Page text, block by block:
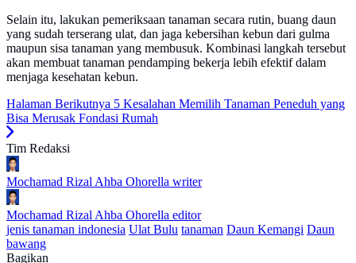
Selain itu, lakukan pemeriksaan tanaman secara rutin, buang daun
yang sudah terserang ulat, dan jaga kebersihan kebun dari gulma
maupun sisa tanaman yang membusuk. Kombinasi langkah tersebut
akan membuat tanaman pendamping bekerja lebih efektif dalam
menjaga kesehatan kebun.
Halaman Berikutnya 5 Kesalahan Memilih Tanaman Peneduh yang
Bisa Merusak Fondasi Rumah
Tim Redaksi
Mochamad Rizal Ahba Ohorella writer
Mochamad Rizal Ahba Ohorella editor
jenis tanaman indonesia Ulat Bulu tanaman Daun Kemangi Daun
bawang
Bagikan